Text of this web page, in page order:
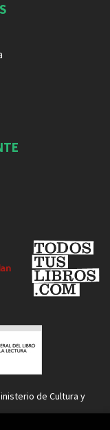
de Cultura y